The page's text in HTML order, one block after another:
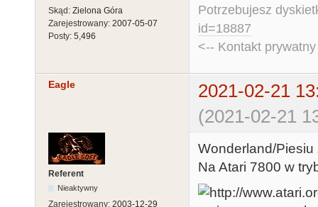
Skąd: Zielona Góra
Zarejestrowany: 2007-05-07
Posty: 5,496
Potrzebujesz
id=18887
<-- Kontakt
Eagle
2021-02-21
(2021-02-21
Referent
Nieaktywny
Zarejestrowany: 2003-12-29
Wonderland/Piesiu
Na Atari 7800 w